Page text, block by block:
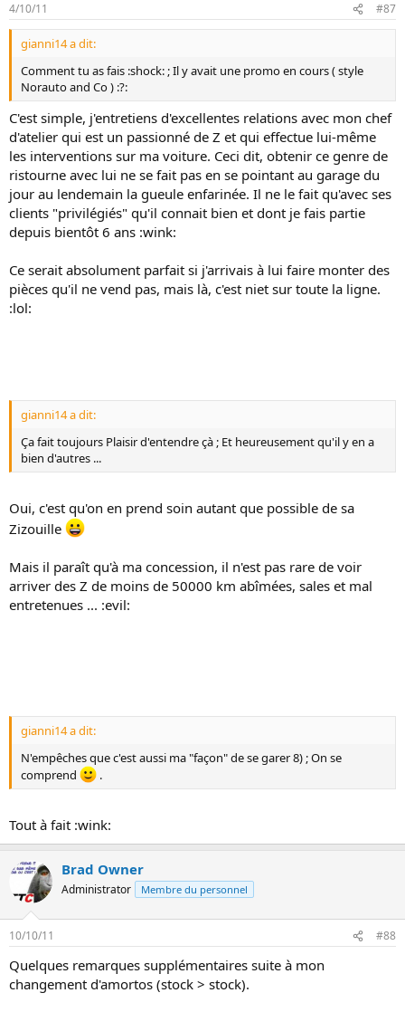
4/10/11 #87
gianni14 a dit:
Comment tu as fais :shock: ; Il y avait une promo en cours ( style
Norauto and Co ) :?:
C'est simple, j'entretiens d'excellentes relations avec mon chef
d'atelier qui est un passionné de Z et qui effectue lui-même
les interventions sur ma voiture. Ceci dit, obtenir ce genre de
ristourne avec lui ne se fait pas en se pointant au garage du
jour au lendemain la gueule enfarinée. Il ne le fait qu'avec ses
clients "privilégiés" qu'il connait bien et dont je fais partie
depuis bientôt 6 ans :wink:
Ce serait absolument parfait si j'arrivais à lui faire monter des
pièces qu'il ne vend pas, mais là, c'est niet sur toute la ligne.
:lol:
gianni14 a dit:
Ça fait toujours Plaisir d'entendre çà ; Et heureusement qu'il y en a
bien d'autres ...
Oui, c'est qu'on en prend soin autant que possible de sa
Zizouille
Mais il paraît qu'à ma concession, il n'est pas rare de voir
arriver des Z de moins de 50000 km abîmées, sales et mal
entretenues ... :evil:
gianni14 a dit:
N'empêches que c'est aussi ma "façon" de se garer 8) ; On se
comprend
.
Tout à fait :wink:
Brad Owner
Administrator Membre du personnel
10/10/11 #88
Quelques remarques supplémentaires suite à mon
changement d'amortos (stock > stock).